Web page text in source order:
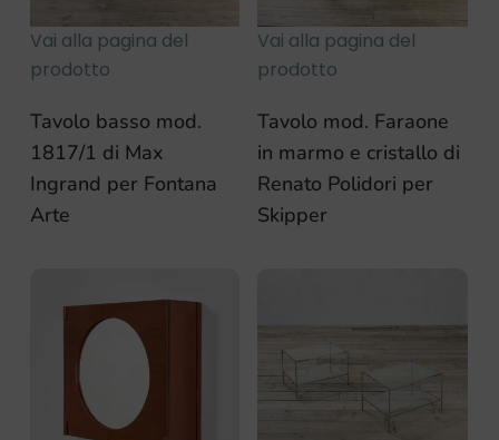
Vai alla pagina del
prodotto
Tavolo basso mod.
1817/1 di Max
Ingrand per Fontana
Arte
Vai alla pagina del
prodotto
Tavolo mod. Faraone
in marmo e cristallo di
Renato Polidori per
Skipper